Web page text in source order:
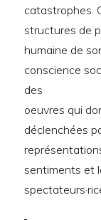
catastrophes.
structures de
humaine de
conscience
des
oeuvres qui
déclenchées
sentiments et